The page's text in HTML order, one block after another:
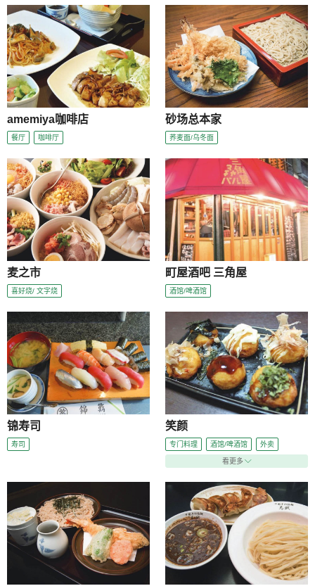
amemiya咖啡店
餐厅 咖啡厅
砂场总本家
荞麦面/乌冬面
麦之市
喜好烧/ 文字烧
町屋酒吧 三角屋
酒馆/啤酒馆
锦寿司
寿司
笑颜
专门料理 酒馆/啤酒馆 外卖
看更多